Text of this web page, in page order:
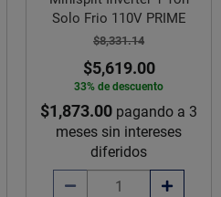
Solo Frio 110V PRIME
$8,331.14
$5,619.00
33% de descuento
$1,873.00 pagando a 3
meses sin intereses
diferidos